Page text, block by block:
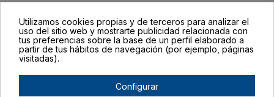
ZS8323Z380155
Utilizamos cookies propias y de terceros para analizar el
uso del sitio web y mostrarte publicidad relacionada con
tus preferencias sobre la base de un perfil elaborado a
partir de tus hábitos de navegación (por ejemplo, páginas
visitadas).
Configurar